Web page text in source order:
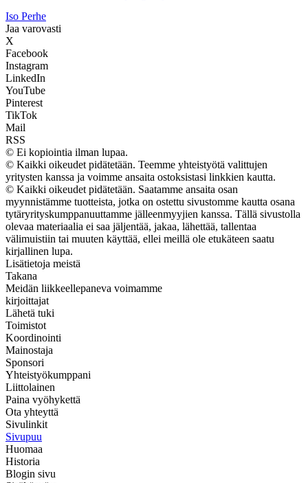
Iso Perhe
Jaa varovasti
X
Facebook
Instagram
LinkedIn
YouTube
Pinterest
TikTok
Mail
RSS
© Ei kopiointia ilman lupaa.
© Kaikki oikeudet pidätetään. Teemme yhteistyötä valittujen
yritysten kanssa ja voimme ansaita ostoksistasi linkkien kautta.
© Kaikki oikeudet pidätetään. Saatamme ansaita osan
myynnistämme tuotteista, jotka on ostettu sivustomme kautta osana
tytäryrityskumppanuuttamme jälleenmyyjien kanssa. Tällä sivustolla
olevaa materiaalia ei saa jäljentää, jakaa, lähettää, tallentaa
välimuistiin tai muuten käyttää, ellei meillä ole etukäteen saatu
kirjallinen lupa.
Lisätietoja meistä
Takana
Meidän liikkeellepaneva voimamme
kirjoittajat
Lähetä tuki
Toimistot
Koordinointi
Mainostaja
Sponsori
Yhteistyökumppani
Liittolainen
Paina vyöhykettä
Ota yhteyttä
Sivulinkit
Sivupuu
Huomaa
Historia
Blogin sivu